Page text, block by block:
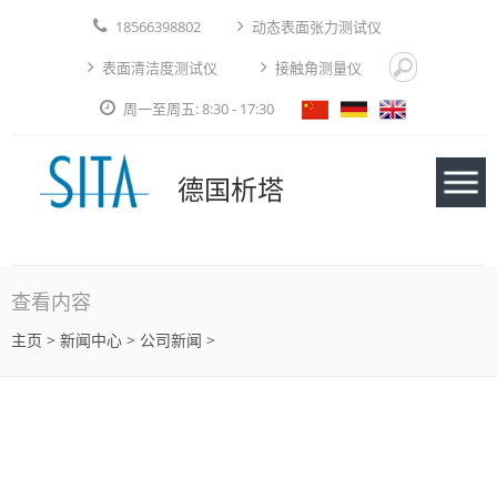
18566398802 动态表面张力测试仪
表面清洁度测试仪 接触角测量仪
周一至周五: 8:30 - 17:30
德国析塔
仪器
应用实例
查看内容
主页 > 新闻中心 > 公司新闻 >